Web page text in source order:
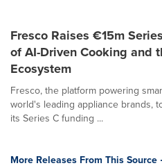
Fresco Raises €15m
of AI-Driven Cooking and
Ecosystem
Fresco, the platform powering
world's leading appliance brands,
its Series C funding ...
More Releases From This Source